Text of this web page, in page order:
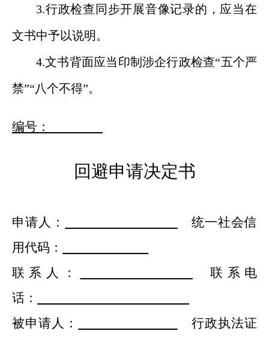
3.行政检查同步开展音像记录的，应当在
文书中予以说明。
4.文书背面应当 印制涉企行政检查“五个严
禁”“八个不得”。
编号：
回避申请决定书
申请人：
统一社会信
用代码 ：
联系人
：
联系电
话：
被申请人：
行政执法证